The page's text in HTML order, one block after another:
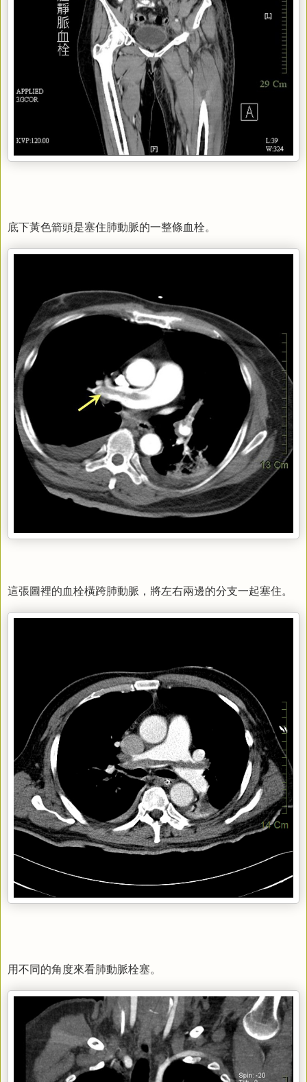
底下黃色箭頭是塞住肺動脈的一整條血栓。
這張圖裡的血栓橫跨肺動脈，將左右兩邊的分支一起塞住。
用不同的角度來看肺動脈栓塞。